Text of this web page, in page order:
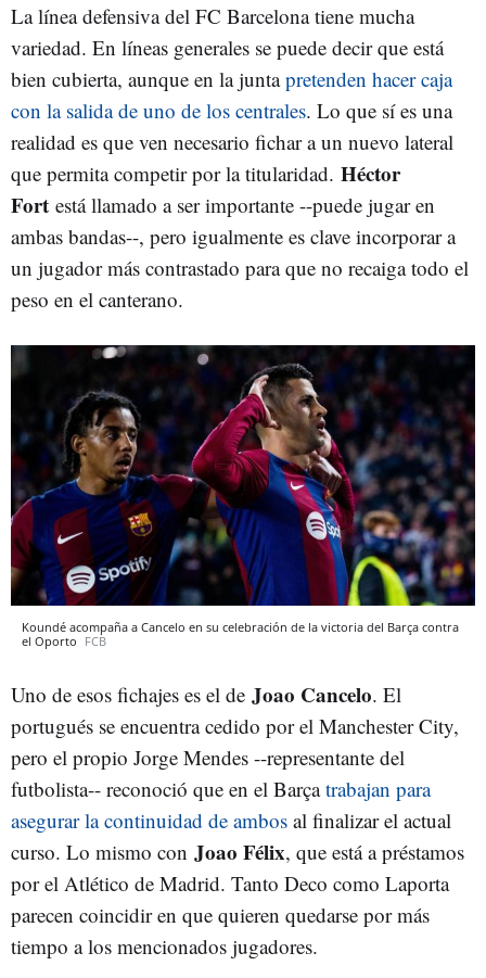
La línea defensiva del FC Barcelona tiene mucha
variedad. En líneas generales se puede decir que está
bien cubierta, aunque en la juntapretenden hacer caja
con la salida de uno de los centrales. Lo que sí es una
realidad es que ven necesario fichar a un nuevo lateral
que permita competir por la titularidad. Héctor
Fort está llamado a ser importante --puede jugar en
ambas bandas--, pero igualmente es clave incorporar a
un jugador más contrastado para que no recaiga todo el
peso en el canterano.
Koundé acompaña a Cancelo en su celebración de la victoria del Barça contra
el Oporto FCB
Uno de esos fichajes es el de Joao Cancelo. El
portugués se encuentra cedido por el Manchester City,
pero el propio Jorge Mendes --representante del
futbolista-- reconoció que en el Barçatrabajan para
asegurar la continuidad de ambos al finalizar el actual
curso. Lo mismo con Joao Félix, que está a préstamos
por el Atlético de Madrid. Tanto Deco como Laporta
parecen coincidir en que quieren quedarse por más
tiempo a los mencionados jugadores.